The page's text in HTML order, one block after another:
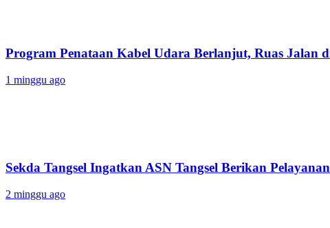
Program Penataan Kabel Udara Berlanjut, Ruas Jalan
1 minggu ago
Sekda Tangsel Ingatkan ASN Tangsel Berikan
2 minggu ago